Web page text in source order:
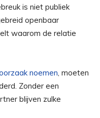
is niet publiek
openbaar
waarom de relatie
noemen, moeten
Zonder een
blijven zulke